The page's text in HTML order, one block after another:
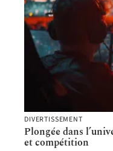
DIVERTISSEMENT
Plongée dans
et compétition